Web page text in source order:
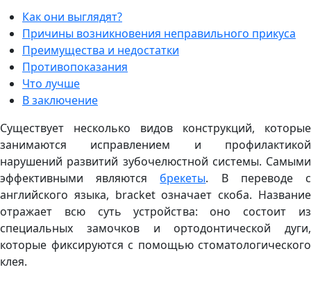
Как они выглядят?
Причины возникновения неправильного прикуса
Преимущества и недостатки
Противопоказания
Что лучше
В заключение
Существует несколько видов конструкций, которые
занимаются исправлением и профилактикой
нарушений развитий зубочелюстной системы. Самыми
эффективными являются брекеты. В переводе с
английского языка, bracket означает скоба. Название
отражает всю суть устройства: оно состоит из
специальных замочков и ортодонтической дуги,
которые фиксируются с помощью стоматологического
клея.